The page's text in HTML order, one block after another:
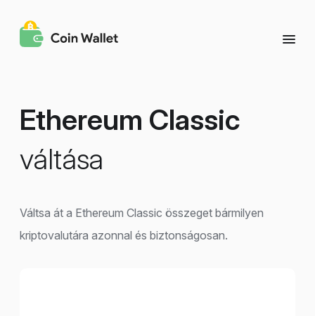
Ethereum Classic
váltása
Váltsa át a Ethereum Classic összeget bármilyen
kriptovalutára azonnal és biztonságosan.